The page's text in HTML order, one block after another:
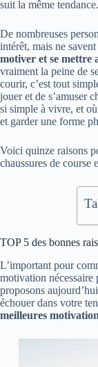
suit la même tendance.
De nombreuses
intérêt, mais ne
motiver et se
vraiment la peine de
courir, c’est tout
jouer et de s’amuser
si simple à vivre, et
et garder une forme
Voici quinze raisons
chaussures de course
TOP 5 des bonnes
L’important pour
motivation nécessaire
proposons
échouer dans votre
meilleures